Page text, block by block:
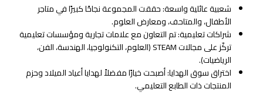
شعبية عائلية واسعة: حققت المجموعة نجاحًا كبيرًا في متاجر
الأطفال، والمتاحف، ومعارض العلوم.
شراكات تعليمية: تم التعاون مع علامات تجارية ومؤسسات تعليمية
تركّز على مجالات STEAM (العلوم، التكنولوجيا، الهندسة، الفن،
الرياضيات).
اختراق سوق الهدايا: أصبحت خيارًا مفضلاً لهدايا أعياد الميلاد وحزم
المنتجات ذات الطابع التعليمي.